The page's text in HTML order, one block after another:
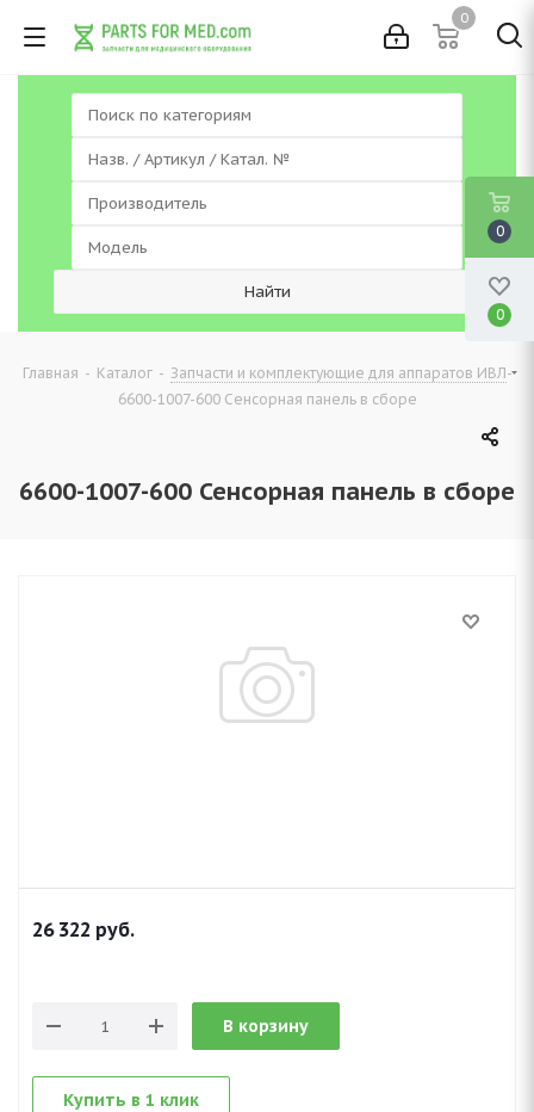
0
Главная - Каталог - Запчасти и комплектующие для аппаратов ИВЛ-
6600-1007-600 Сенсорная панель в сборе
6600-1007-600 Сенсорная панель в сборе
26 322 руб.
В корзину
Купить в 1 клик
0
0